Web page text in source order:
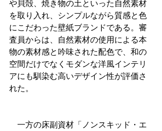
や貝殻、焼き物の土といった自然素材
を取り入れ、シンプルながら質感と色
にこだわった壁紙ブランドである。審
査員からは、自然素材の使用による本
物の素材感と吟味された配色で、和の
空間だけでなくモダンな洋風インテリ
アにも馴染む高いデザイン性が評価さ
れた。
一方の床副資材「ノンスキッド・エ